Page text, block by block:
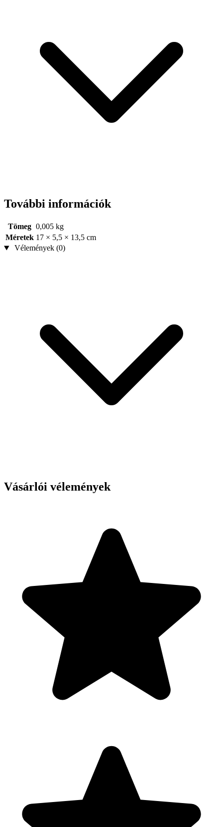
További információk
Tömeg 0,005 kg
Méretek 17 × 5,5 × 13,5 cm
Vélemények (0)
Vásárlói vélemények